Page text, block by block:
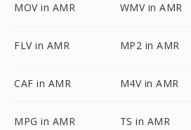
MOV in AMR WMV in AMR
FLV in AMR MP2 in AMR
CAF in AMR M4V in AMR
MPG in AMR TS in AMR